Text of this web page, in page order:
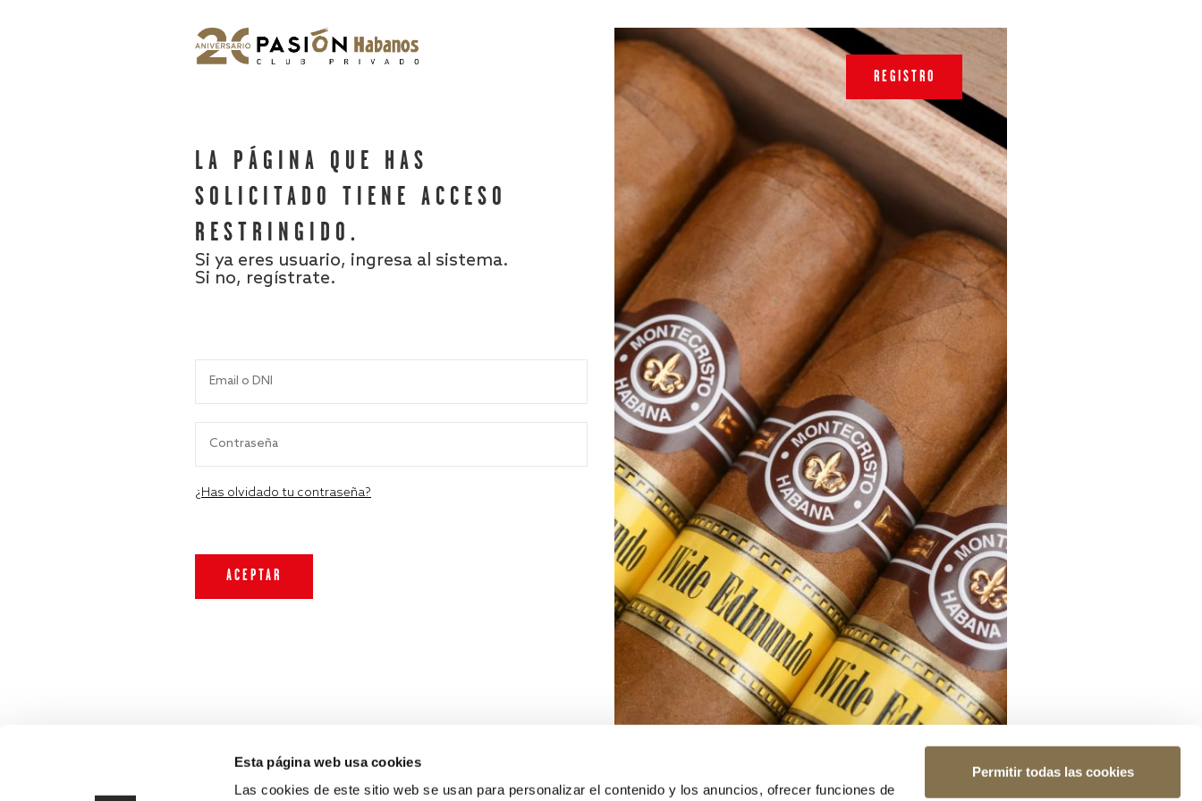
Esta página web usa cookies
Las cookies de este sitio web se usan para personalizar el contenido y los anuncios, ofrecer funciones de
Permitir todas las cookies
LA PÁGINA QUE HAS
SOLICITADO TIENE ACCESO
RESTRINGIDO.
Si ya eres usuario, ingresa al sistema.
Si no, regístrate.
¿Has olvidado tu contraseña?
REGISTRO